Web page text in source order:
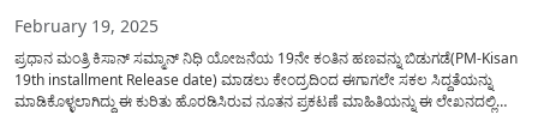
February 19, 2025
ಪ್ರಧಾನ ಮಂತ್ರಿ ಕಿಸಾನ್ ಸಮ್ಮಾನ್ ನಿಧಿ ಯೋಜನೆಯ 19ನೇ ಕಂತಿನ ಹಣವನ್ನು ಬಿಡುಗಡೆ(PM-Kisan
19th installment Release date) ಮಾಡಲು ಕೇಂದ್ರದಿಂದ ಈಗಾಗಲೇ ಸಕಲ ಸಿದ್ದತೆಯನ್ನು
ಮಾಡಿಕೊಳ್ಳಲಾಗಿದ್ದು ಈ ಕುರಿತು ಹೊರಡಿಸಿರುವ ನೂತನ ಪ್ರಕಟಣೆ ಮಾಹಿತಿಯನ್ನು ಈ ಲೇಖನದಲ್ಲಿ